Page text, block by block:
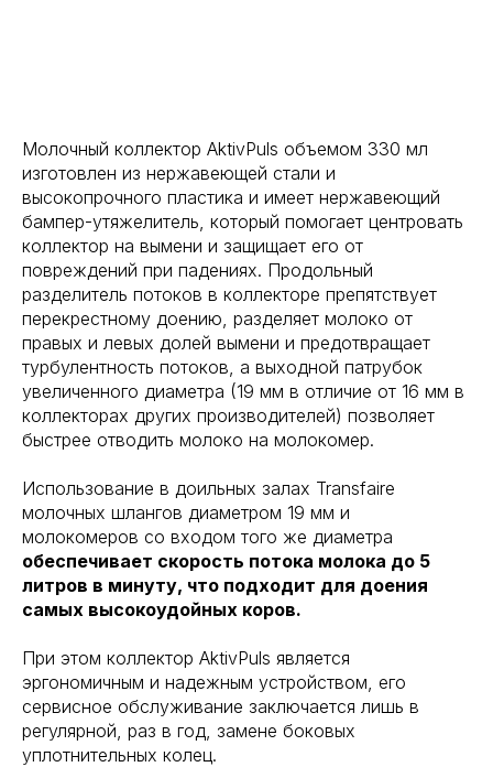
Молочный коллектор AktivPuls объемом 330 мл
изготовлен из нержавеющей стали и
высокопрочного пластика и имеет нержавеющий
бампер-утяжелитель, который помогает центровать
коллектор на вымени и защищает его от
повреждений при падениях. Продольный
разделитель потоков в коллекторе препятствует
перекрестному доению, разделяет молоко от
правых и левых долей вымени и предотвращает
турбулентность потоков, а выходной патрубок
увеличенного диаметра (19 мм в отличие от 16 мм в
коллекторах других производителей) позволяет
быстрее отводить молоко на молокомер.
Использование в доильных залах Transfaire
молочных шлангов диаметром 19 мм и
молокомеров со входом того же диаметра
обеспечивает скорость потока молока до 5
литров в минуту, что подходит для доения
самых высокоудойных коров.
При этом коллектор AktivPuls является
эргономичным и надежным устройством, его
сервисное обслуживание заключается лишь в
регулярной, раз в год, замене боковых
уплотнительных колец.